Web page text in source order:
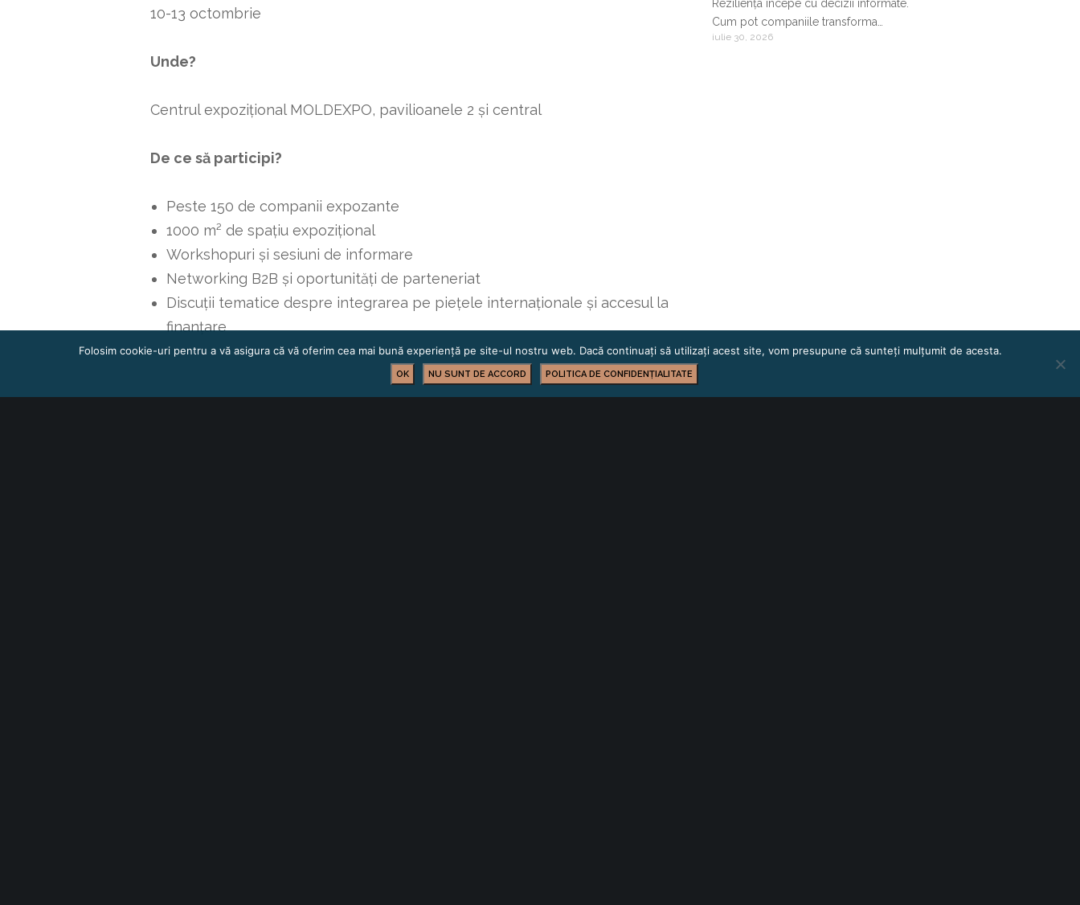
10-13 octombrie
Unde?
Centrul expozițional MOLDEXPO, pavilioanele 2 și central
De ce să participi?
Peste 150 de companii expozante
1000 m² de spațiu expozițional
Workshopuri și sesiuni de informare
Networking B2B și oportunități de parteneriat
Discuții tematice despre integrarea pe piețele internaționale și accesul la
finanțare
Reziliența începe cu decizii informate.
Cum pot companiile transforma
informația de business într-un avantaj
iulie 30, 2026
Folosim cookie-uri pentru a vă asigura că vă oferim cea mai bună experiență pe site-ul nostru web. Dacă continuați să utilizați acest site, vom presupune că sunteți mulțumit de acesta.
OK NU SUNT DE ACCORD POLITICA DE CONFIDENȚIALITATE